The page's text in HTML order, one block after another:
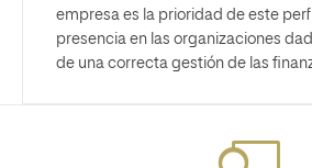
empresa es la prioridad de este
presencia en las organizaciones
de una correcta gestión de las